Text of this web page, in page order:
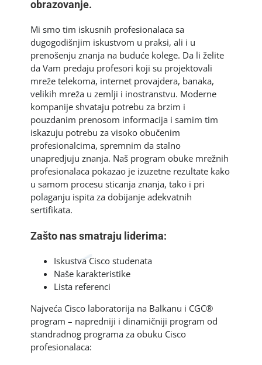
obrazovanje.
Mi smo tim iskusnih profesionalaca sa
dugogodišnjim iskustvom u praksi, ali i u
prenošenju znanja na buduće kolege. Da li želite
da Vam predaju profesori koji su projektovali
mreže telekoma, internet provajdera, banaka,
velikih mreža u zemlji i inostranstvu. Moderne
kompanije shvataju potrebu za brzim i
pouzdanim prenosom informacija i samim tim
iskazuju potrebu za visoko obučenim
profesionalcima, spremnim da stalno
unapredjuju znanja. Naš program obuke mrežnih
profesionalaca pokazao je izuzetne rezultate kako
u samom procesu sticanja znanja, tako i pri
polaganju ispita za dobijanje adekvatnih
sertifikata.
Zašto nas smatraju liderima:
Iskustva Cisco studenata
Naše karakteristike
Lista referenci
Najveća Cisco laboratorija na Balkanu i CGC®
program – napredniji i dinamičniji program od
standradnog programa za obuku Cisco
profesionalaca: